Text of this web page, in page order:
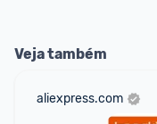
Veja também
aliexpress.com